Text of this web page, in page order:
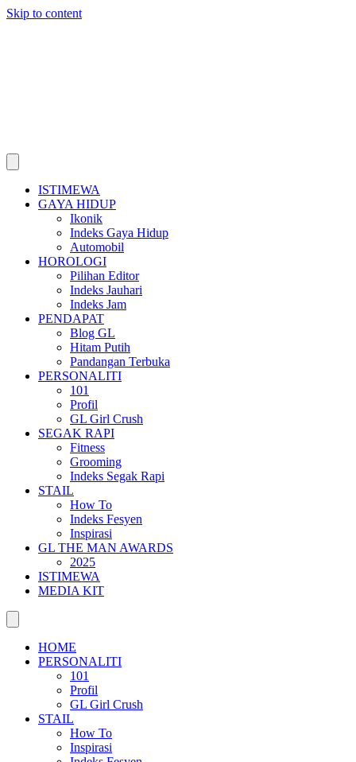
Skip to content
ISTIMEWA
GAYA HIDUP
Ikonik
Indeks Gaya Hidup
Automobil
HOROLOGI
Pilihan Editor
Indeks Jauhari
Indeks Jam
PENDAPAT
Blog GL
Hitam Putih
Pandangan Terbuka
PERSONALITI
101
Profil
GL Girl Crush
SEGAK RAPI
Fitness
Grooming
Indeks Segak Rapi
STAIL
How To
Indeks Fesyen
Inspirasi
GL THE MAN AWARDS
2025
ISTIMEWA
MEDIA KIT
HOME
PERSONALITI
101
Profil
GL Girl Crush
STAIL
How To
Inspirasi